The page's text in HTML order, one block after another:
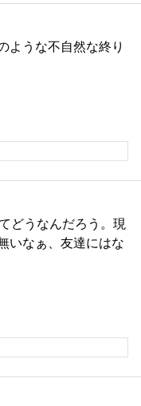
ような不自然な終り
どうなんだろう。現
いなぁ、友達にはな